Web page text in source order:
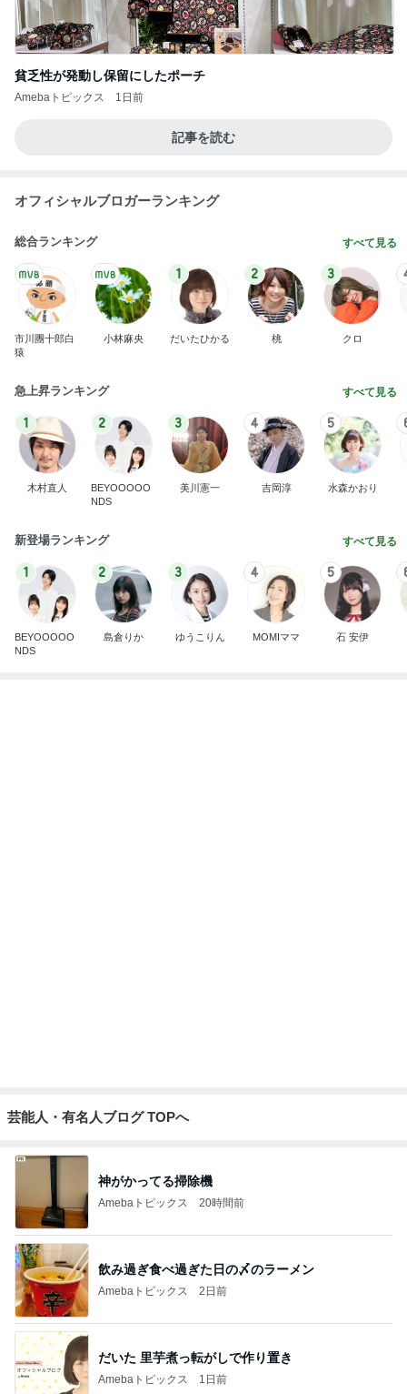
貧乏性が発動し保留にしたポーチ
Amebaトピックス 1日前
記事を読む
オフィシャルブロガーランキング
総合ランキング すべて見る
市川團十郎白
猿
小林麻央
1
だいたひかる
2
桃
3
クロ
急上昇ランキング すべて見る
1
木村直人
2
BEYOOOOO
NDS
3
美川憲一
4
吉岡淳
5
水森かおり
新登場ランキング すべて見る
1
BEYOOOOO
NDS
2
島倉りか
3
ゆうこりん
4
MOMIママ
5
石 安伊
芸能人・有名人ブログ TOPへ
神がかってる掃除機
Amebaトピックス 20時間前
飲み過ぎ食べ過ぎた日の〆のラーメン
Amebaトピックス 2日前
だいた 里芋煮っ転がしで作り置き
Amebaトピックス 1日前